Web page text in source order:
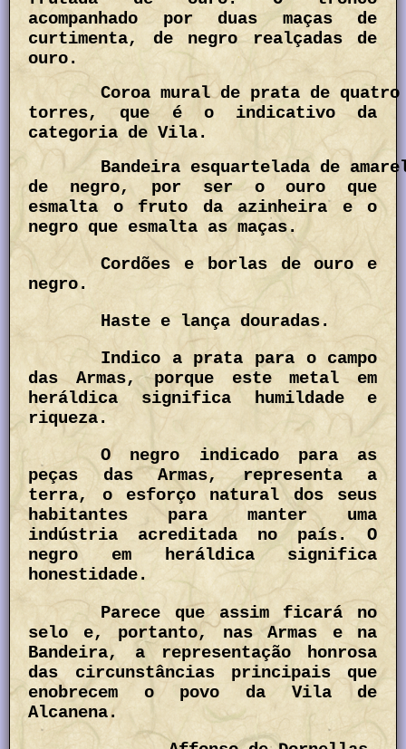
acompanhado por duas maças de
curtimenta, de negro realçadas de
ouro.
Coroa mural de prata de quatro
torres, que é o indicativo da
categoria de Vila.
Bandeira esquartelada de
de negro, por ser o ouro que
esmalta o fruto da azinheira e o
negro que esmalta as maças.
Cordões e borlas de ouro e
negro.
Haste e lança douradas.
Indico a prata para o campo
das Armas, porque este metal em
heráldica significa humildade e
riqueza.
O negro indicado para as
peças das Armas, representa a
terra, o esforço natural dos seus
habitantes para manter uma
indústria acreditada no país. O
negro em heráldica significa
honestidade.
Parece que assim ficará no
selo e, portanto, nas Armas e na
Bandeira, a representação honrosa
das circunstâncias principais que
enobrecem o povo da Vila de
Alcanena.